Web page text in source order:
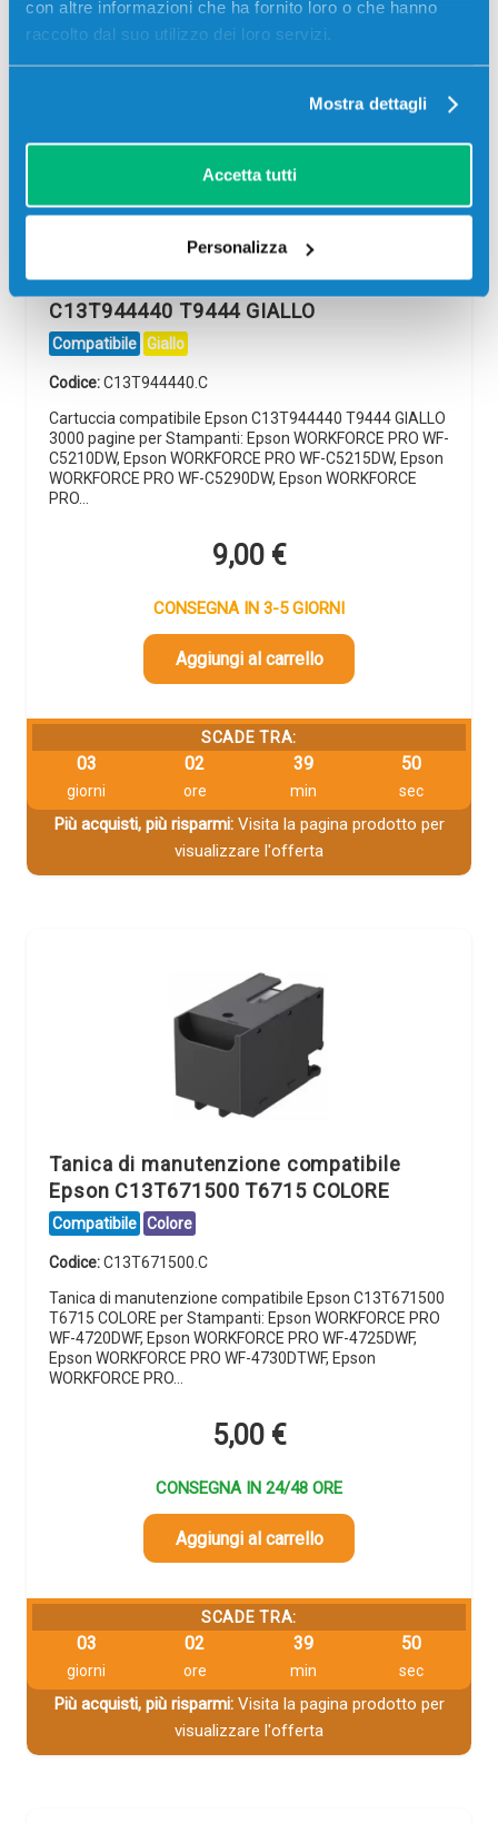
con altre informazioni che ha fornito loro o che hanno
raccolto dal suo utilizzo dei loro servizi.
Mostra dettagli
Accetta tutti
Personalizza
Cartuccia compatibile Epson
C13T944440 T9444 GIALLO
Compatibile Giallo
Codice:C13T944440.C
Cartuccia compatibile Epson C13T944440 T9444 GIALLO
3000 pagine per Stampanti: Epson WORKFORCE PRO WF-
C5210DW, Epson WORKFORCE PRO WF-C5215DW, Epson
WORKFORCE PRO WF-C5290DW, Epson WORKFORCE
PRO…
9,00 €
CONSEGNA IN 3-5 GIORNI
Aggiungi al carrello
SCADE TRA:
03
giorni
02
ore
39
min
49
sec
Più acquisti, più risparmi:Visita la pagina prodotto per
visualizzare l'offerta
Tanica di manutenzione compatibile
Epson C13T671500 T6715 COLORE
Compatibile Colore
Codice:C13T671500.C
Tanica di manutenzione compatibile Epson C13T671500
T6715 COLORE per Stampanti: Epson WORKFORCE PRO
WF-4720DWF, Epson WORKFORCE PRO WF-4725DWF,
Epson WORKFORCE PRO WF-4730DTWF, Epson
WORKFORCE PRO…
5,00 €
CONSEGNA IN 24/48 ORE
Aggiungi al carrello
SCADE TRA:
03
giorni
02
ore
39
min
49
sec
Più acquisti, più risparmi:Visita la pagina prodotto per
visualizzare l'offerta